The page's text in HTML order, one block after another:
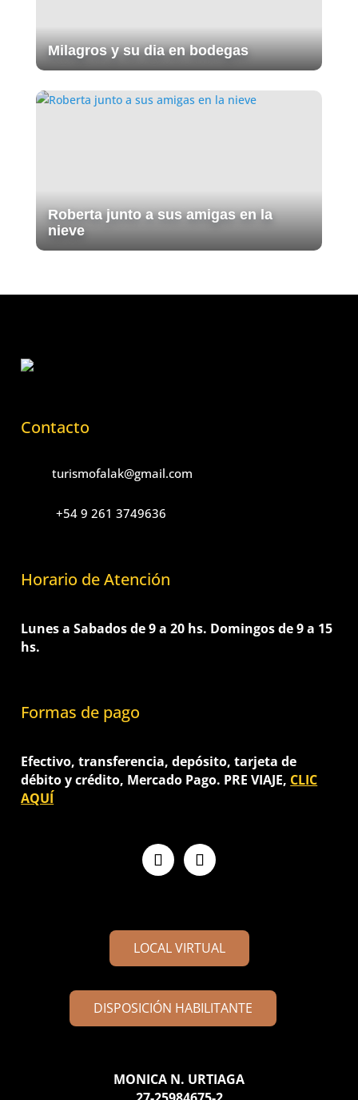
Milagros y su dia en bodegas
Roberta junto a sus amigas en la
nieve
Contacto
turismofalak@gmail.com
+54 9 261 3749636
Horario de Atención
Lunes a Sabados de 9 a 20 hs. Domingos de 9 a 15
hs.
Formas de pago
Efectivo, transferencia, depósito, tarjeta de
débito y crédito, Mercado Pago. PRE VIAJE, CLIC
AQUÍ
LOCAL VIRTUAL
DISPOSICIÓN HABILITANTE
MONICA N. URTIAGA